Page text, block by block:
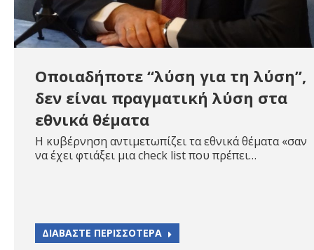
Οποιαδήποτε “λύση για τη λύση”,
δεν είναι πραγματική λύση στα
εθνικά θέματα
Η κυβέρνηση αντιμετωπίζει τα εθνικά θέματα «σαν
να έχει φτιάξει μια check list που πρέπει…
ΔΙΑΒΑΣΤΕ ΠΕΡΙΣΣΟΤΕΡΑ